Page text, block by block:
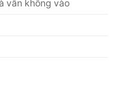
vẫn không vào